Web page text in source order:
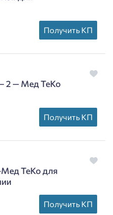
Получить КП
2 — Мед ТеКо
Получить КП
ТеКо для
Получить КП